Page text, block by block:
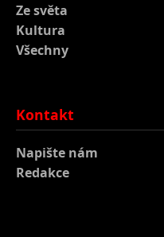
Ze světa
Kultura
Všechny
Kontakt
Napište nám
Redakce